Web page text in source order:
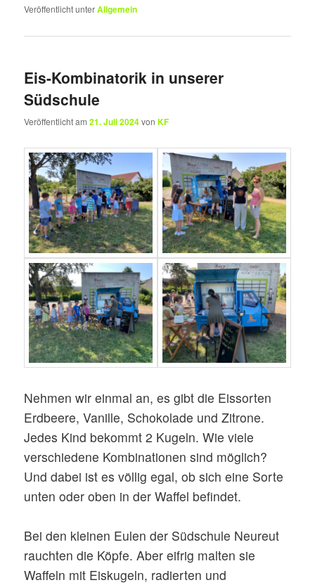
Veröffentlicht unterAllgemein
Eis-Kombinatorik in unserer
Südschule
Veröffentlicht am21. Juli 2024vonKF
Nehmen wir einmal an, es gibt die Eissorten
Erdbeere, Vanille, Schokolade und Zitrone.
Jedes Kind bekommt 2 Kugeln. Wie viele
verschiedene Kombinationen sind möglich?
Und dabei ist es völlig egal, ob sich eine Sorte
unten oder oben in der Waffel befindet.
Bei den kleinen Eulen der Südschule Neureut
rauchten die Köpfe. Aber eifrig malten sie
Waffeln mit Eiskugeln, radierten und